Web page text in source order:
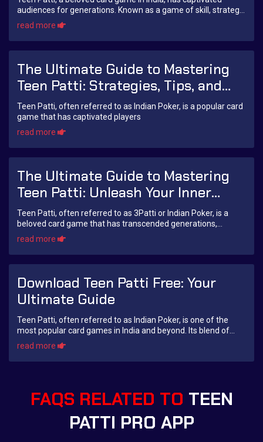
audiences for generations. Known as a game of skill, strategy,
and chance, it’s no wonder tha...
read more
The Ultimate Guide to Mastering
Teen Patti: Strategies, Tips, and
Variants
Teen Patti, often referred to as Indian Poker, is a popular card
game that has captivated players
read more
The Ultimate Guide to Mastering
Teen Patti: Unleash Your Inner
3Patti Poker Champion!
Teen Patti, often referred to as 3Patti or Indian Poker, is a
beloved card game that has transcended generations,
captivating players in living rooms ...
read more
Download Teen Patti Free: Your
Ultimate Guide
Teen Patti, often referred to as Indian Poker, is one of the
most popular card games in India and beyond. Its blend of
chance, strategy, and social in...
read more
FAQS RELATED TO TEEN
PATTI PRO APP